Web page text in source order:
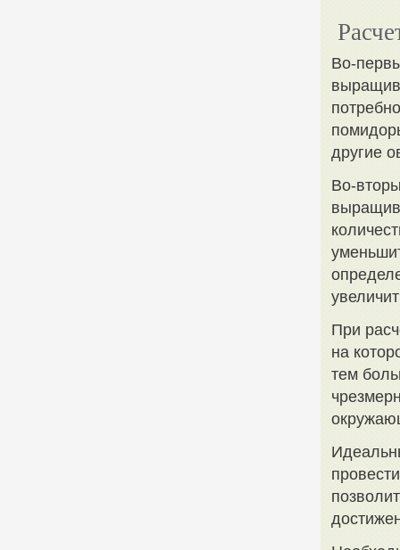
Во-
другие
Во-
При
на
тем